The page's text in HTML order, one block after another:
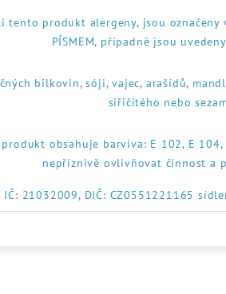
tento produkt alergeny, jsou označeny
PÍSMEM, případně jsou
bílkovin, sóji, vajec, arašídů,
siřičitého nebo
obsahuje barviva: E 102, E
nepříznivě ovlivňovat činnost a
21032009, DIČ: CZ0551221165